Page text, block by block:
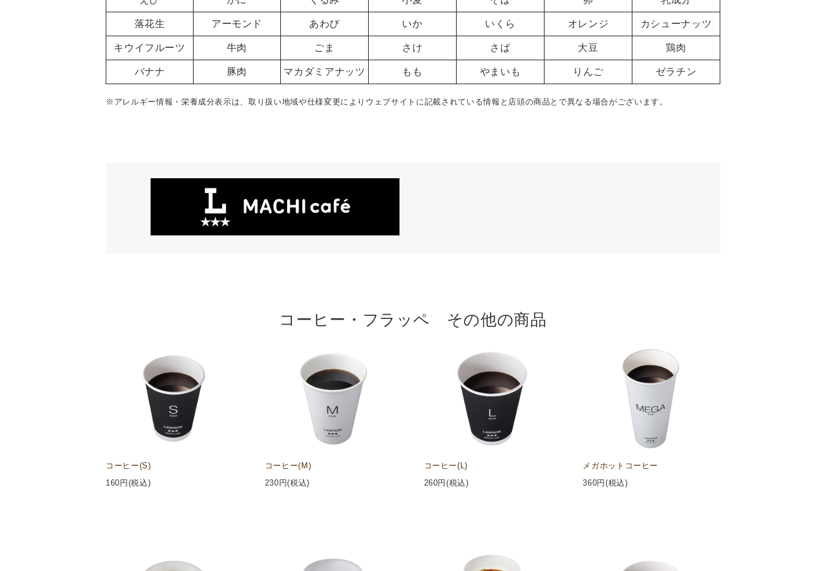
落花生 アーモンド あわび いか いくら オレンジ カシューナッツ
キウイフルーツ 牛肉 ごま さけ さば 大豆 鶏肉
バナナ 豚肉 マカダミアナッツ もも やまいも りんご ゼラチン
※アレルギー情報・栄養成分表示は、取り扱い地域や仕様変更によりウェブサイトに記載されている情報と店頭の商品とで異なる場合がございます。
コーヒー・フラッペ その他の商品
コーヒー(S)
160 円(税込)
コーヒー(M)
230 円(税込)
コーヒー(L)
260円(税込)
メガホットコーヒー
360円(税込)